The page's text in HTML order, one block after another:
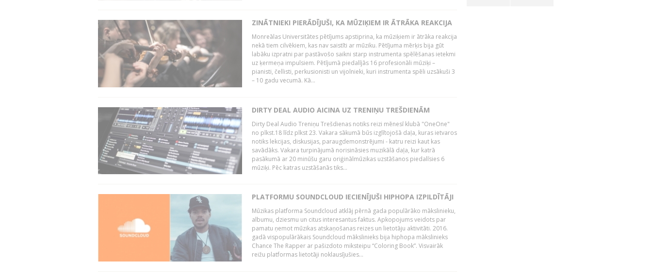
ZINĀTNIEKI PIERĀDĪJUŠI, KA MŪZIĶIEM IR ĀTRĀKA REAKCIJA
Monreālas Universitātes pētījums apstiprina, ka mūziķiem ir ātrāka reakcija
nekā tiem cilvēkiem, kas nav saistīti ar mūziku. Pētījuma mērķis bija gūt
labāku izpratni par pastāvošo saikni starp instrumenta spēlēšanas ietekmi
uz ķermeņa impulsiem. Pētījumā piedalījās 16 profesionāli mūziķi –
pianisti, čellisti, perkusionisti un vijolnieki, kuri instrumenta spēli uzsākuši 3
– 10 gadu vecumā. Kā...
DIRTY DEAL AUDIO AICINA UZ TRENIŅU TREŠDIENĀM
Dirty Deal Audio Treniņu Trešdienas notiks reizi mēnesī klubā "OneOne"
no plkst.18 līdz plkst 23. Vakara sākumā būs izglītojošā daļa, kuras ietvaros
notiks lekcijas, diskusijas, paraugdemonstrējumi - katru reizi kaut kas
savādāks. Vakara turpinājumā norisināsies muzikālā daļa, kur katrā
pasākumā ar 20 minūšu garu oriģinālmūzikas uzstāšanos piedalīsies 6
mūziķi. Pēc katras uzstāšanās tiks...
PLATFORMU SOUNDCLOUD IECIENĪJUŠI HIPHOPA IZPILDĪTĀJI
Mūzikas platforma Soundcloud atklāj pērnā gada populārāko mākslinieku,
albumu, dziesmu un citus interesantus faktus. Apkopojums veidots par
pamatu ņemot mūzikas atskaņošanas reizes un lietotāju aktivitāti. 2016.
gadā vispopulārākais Soundcloud mākslinieks bija hiphopa mākslinieks
Chance The Rapper ar pašizdoto miksteipu “Coloring Book”. Visvairāk
reižu platformas lietotāji noklausījušies...